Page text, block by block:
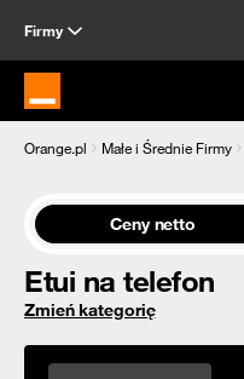
Firmy
Strona główna Orange.pl
Orange.pl Małe i Średnie Firmy
Ceny netto
Etui na telefon
Zmień kategorię